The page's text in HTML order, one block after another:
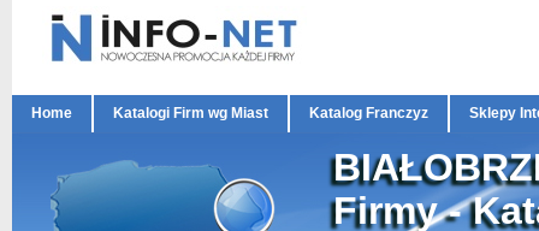
Home Katalogi Firm wg Miast Katalog Franczyz Sklepy
Firmy -